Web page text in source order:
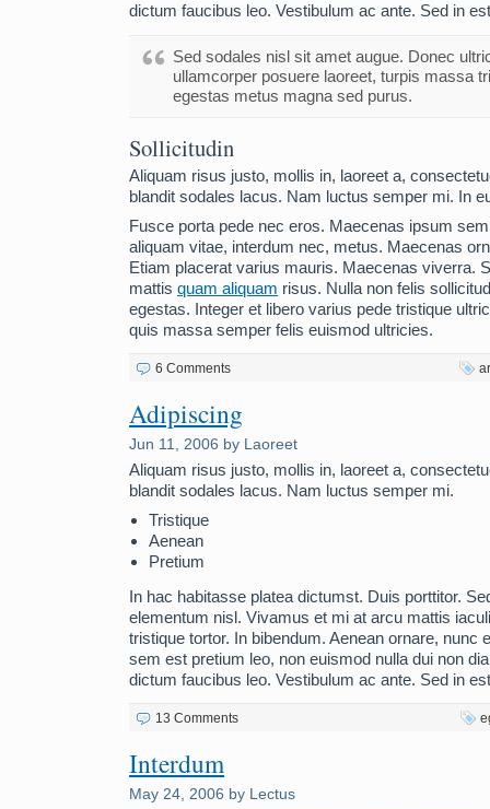
dictum faucibus leo. Vestibulum ac ante. Sed in
Sed sodales nisl sit amet augue. Donec
ullamcorper posuere laoreet, turpis massa
egestas metus magna sed purus.
Sollicitudin
Aliquam risus justo, mollis in, laoreet a,
blandit sodales lacus. Nam luctus semper mi. In
Fusce porta pede nec eros. Maecenas ipsum
aliquam vitae, interdum nec, metus. Maecenas
Etiam placerat varius mauris. Maecenas viverra.
mattis quam aliquam risus. Nulla non felis
egestas. Integer et libero varius pede tristique
quis massa semper felis euismod ultricies.
6 Comments
Adipiscing
Jun 11, 2006 by Laoreet
Aliquam risus justo, mollis in, laoreet a,
blandit sodales lacus. Nam luctus semper mi.
Tristique
Aenean
Pretium
In hac habitasse platea dictumst. Duis porttitor.
elementum nisl. Vivamus et mi at arcu mattis
tristique tortor. In bibendum. Aenean ornare, nunc
sem est pretium leo, non euismod nulla dui non
dictum faucibus leo. Vestibulum ac ante. Sed in
13 Comments
Interdum
May 24, 2006 by Lectus